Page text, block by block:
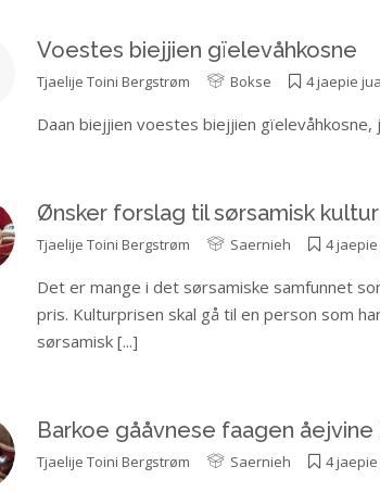
Voestes biejjien gïelevåhkosne
Tjaelije Toini Bergstrøm Bokse 4 jaepie
Daan biejjien voestes biejjien
Ønsker forslag til sørsamisk
Tjaelije Toini Bergstrøm Saernieh 4
Det er mange i det sørsamiske samfunnet
pris. Kulturprisen skal gå til en person som
sørsamisk [...]
Barkoe gååvnese faagen
Tjaelije Toini Bergstrøm Saernieh 4